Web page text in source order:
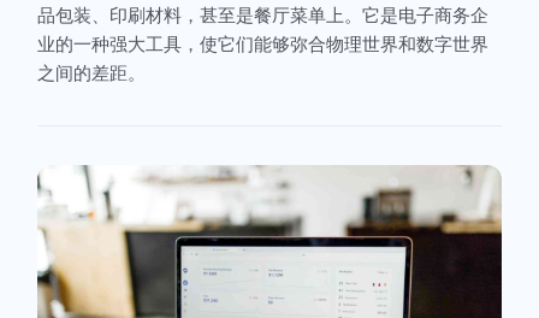
品包装、印刷材料，甚至是餐厅菜单上。它是电子商务企
业的一种强大工具，使它们能够弥合物理世界和数字世界
之间的差距。